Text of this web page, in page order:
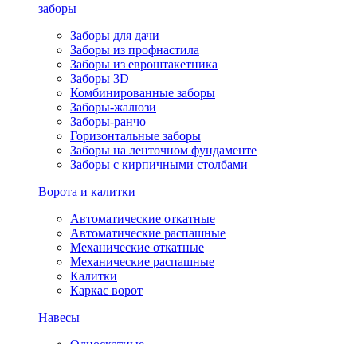
заборы
Заборы для дачи
Заборы из профнастила
Заборы из евроштакетника
Заборы 3D
Комбинированные заборы
Заборы-жалюзи
Заборы-ранчо
Горизонтальные заборы
Заборы на ленточном фундаменте
Заборы с кирпичными столбами
Ворота и калитки
Автоматические откатные
Автоматические распашные
Механические откатные
Механические распашные
Калитки
Каркас ворот
Навесы